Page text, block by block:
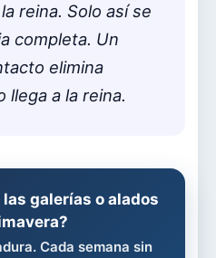
reina. Solo así se
completa. Un
elimina
llega a la reina.
galerías o alados
Cada semana sin